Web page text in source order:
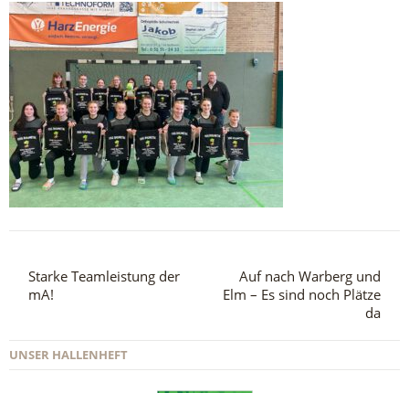
Starke Teamleistung der
mA!
Auf nach Warberg und
Elm – Es sind noch Plätze
da
UNSER HALLENHEFT